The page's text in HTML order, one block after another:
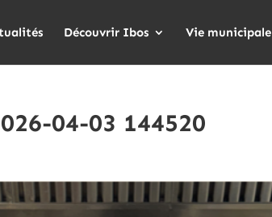
Découvrir Ibos Vie municipale
04-03 144520